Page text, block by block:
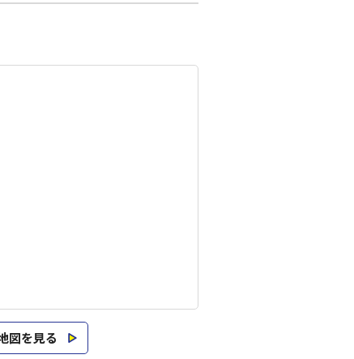
図を見る